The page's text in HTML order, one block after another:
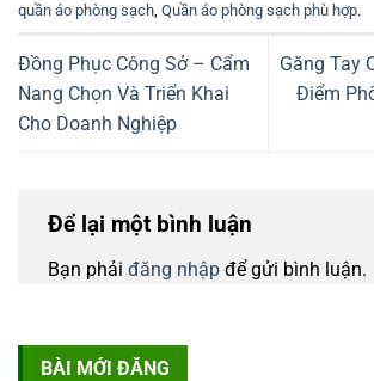
quần áo phòng sạch, Quần áo phòng sạch phù hợp.
Đồng Phục Công Sở – Cẩm
Nang Chọn Và Triển Khai
Cho Doanh Nghiệp
Găng Tay
Điểm
Để lại một bình luận
Bạn phải đăng nhập để gửi bình luận.
BÀI MỚI ĐĂNG